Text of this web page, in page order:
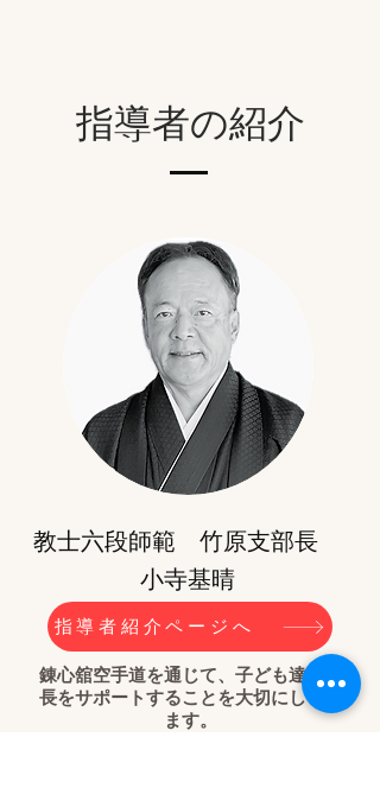
​指導者の紹介
教士六段師範 竹原支部長
小寺基晴
指導者紹介ページへ
錬心舘空手道を通じて、子ども達の成
長をサポートすることを大切にしてい
ます。